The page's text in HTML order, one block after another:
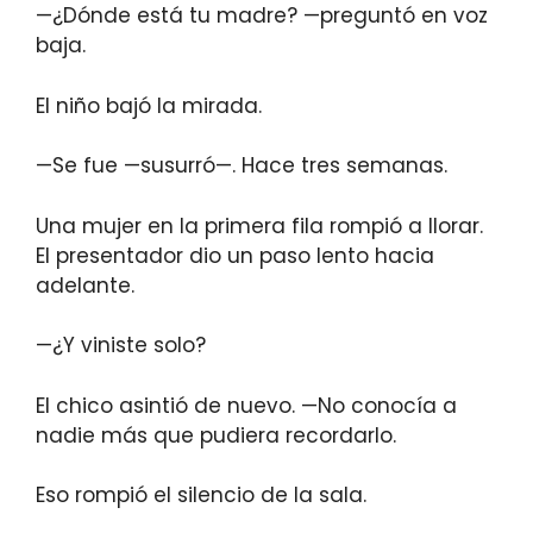
—¿Dónde está tu madre? —preguntó en voz
baja.
El niño bajó la mirada.
—Se fue —susurró—. Hace tres semanas.
Una mujer en la primera fila rompió a llorar.
El presentador dio un paso lento hacia
adelante.
—¿Y viniste solo?
El chico asintió de nuevo. —No conocía a
nadie más que pudiera recordarlo.
Eso rompió el silencio de la sala.